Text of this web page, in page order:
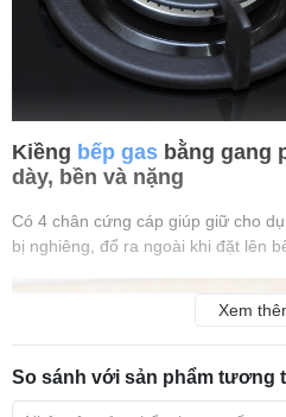
Kiềng bếp gas bằng gang
dày, bền và nặng
Có 4 chân cứng cáp giúp giữ cho
bị nghiêng, đổ ra ngoài khi đặt lên
Xem
So sánh với sản phẩm tương